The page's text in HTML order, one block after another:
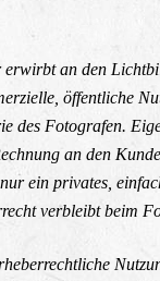
an den
öffentliche
des Fotografen.
an den
ein privates,
verbleibt beim